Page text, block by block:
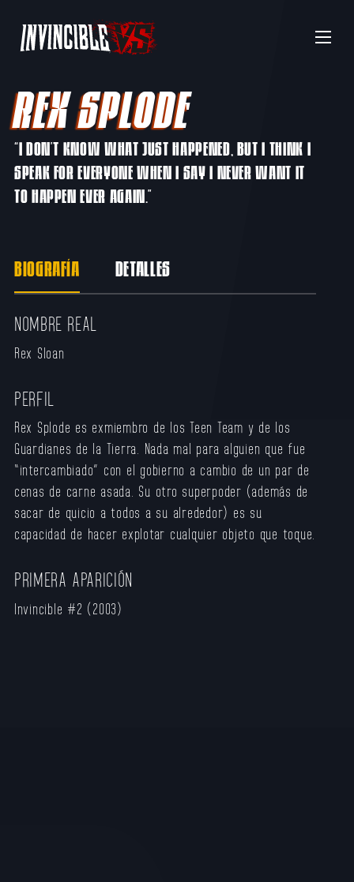
Menu
REX SPLODE
“I DON’T KNOW WHAT JUST HAPPENED, BUT I THINK I
SPEAK FOR EVERYONE WHEN I SAY I NEVER WANT IT
TO HAPPEN EVER AGAIN.”
BIOGRAFÍA DETALLES
NOMBRE REAL
Rex Sloan​
PERFIL
Rex Splode es exmiembro de los Teen Team y de los
Guardianes de la Tierra. Nada mal para alguien que fue
“intercambiado” con el gobierno a cambio de un par de
cenas de carne asada. Su otro superpoder (además de
sacar de quicio a todos a su alrededor) es su
capacidad de hacer explotar cualquier objeto que toque.
PRIMERA APARICIÓN
Invincible #2 (2003)​